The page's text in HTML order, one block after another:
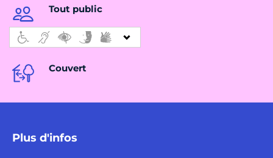
Tout public
Couvert
Plus d'infos